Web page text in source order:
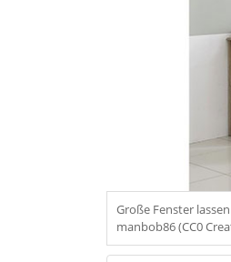
Große Fenster
manbob86 (CC0